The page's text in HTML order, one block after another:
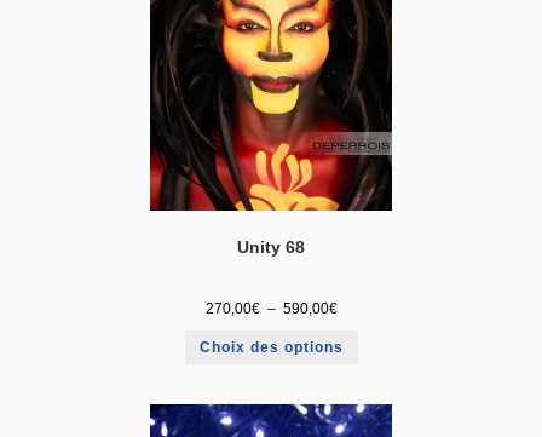
Unity 68
270,00€ – 590,00€
Choix des options